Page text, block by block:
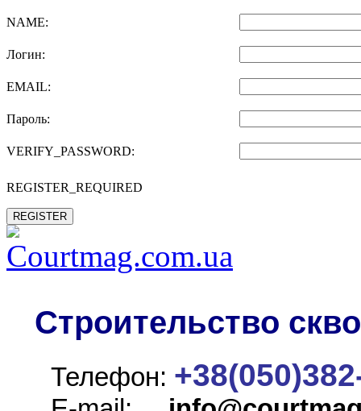
NAME:
Логин:
EMAIL:
Пароль:
VERIFY_PASSWORD:
REGISTER_REQUIRED
REGISTER
Строительство
Телефон: